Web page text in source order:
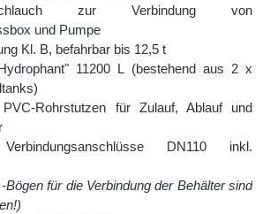
wird Ihnen direkt bei der Anlieferung
gesetzt (sofern möglich, bitte die
ist ein hochwertige
Dieser wird extern vor der Zisterne
zeichnet sich durch seine hohe
aus. Außerdem muss dieser Vorfilter nur
werden und ist sehr gut zugänglich.
Dachfläche sehr groß ist (z.B.
gegen Aufpreis auch sämtliche
zur Verbindung von
und Pumpe
Kl. B, befahrbar bis 12,5 t
11200 L (bestehend aus 2 x
Rohrstutzen für Zulauf, Ablauf und
DN110 inkl.
Bögen für die Verbindung der Behälter sind